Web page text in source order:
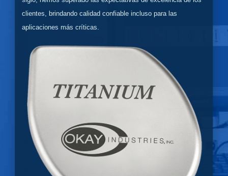
clientes, brindando calidad confiable incluso para las
aplicaciones más críticas.